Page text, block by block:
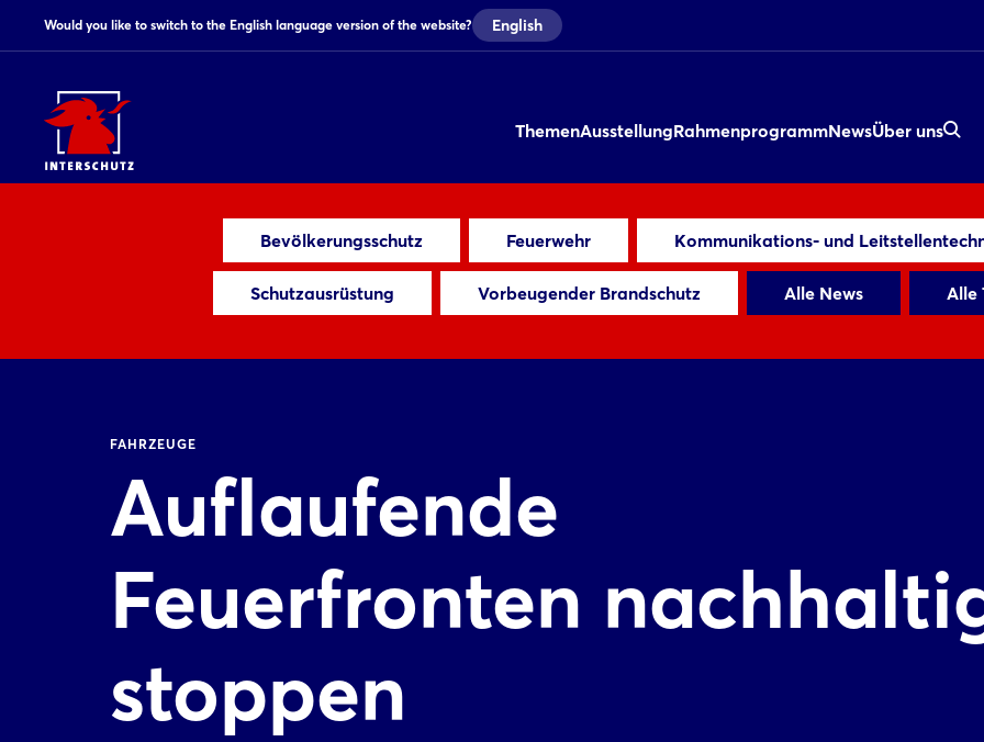
Would you like to switch to the English language version of the website? English
ThemenAusstellungRahmenprogrammNewsÜber uns
Bevölkerungsschutz Feuerwehr Kommunikations- und
Schutzausrüstung Vorbeugender Brandschutz Alle News Alle
FAHRZEUGE
Auflaufende
Feuerfronten
stoppen